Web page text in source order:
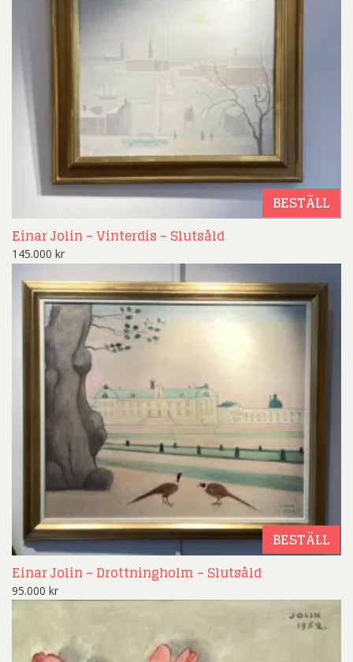
BESTÄLL
Einar Jolin – Vinterdis – Slutsåld
145.000 kr
BESTÄLL
Einar Jolin – Drottningholm – Slutsåld
95.000 kr